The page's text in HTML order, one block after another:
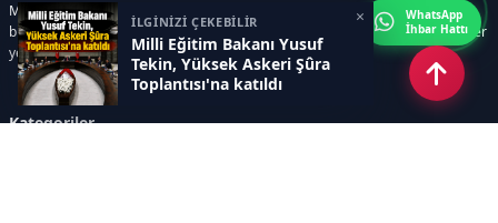
İLGİNİZİ ÇEKEBİLİR
Milli Eğitim Bakanı Yusuf
Tekin, Yüksek Askeri Şûra
Toplantısı'na katıldı
×
Milli Eğitim Bakanlığı gelişmeleri, üniversite haberleri, rehberlik içerikleri,
bilim ve teknoloji alanındaki yenilikler ile öğrenci yaşamına dair güncel bilgiler
yer alır.
Kategoriler
WhatsApp
İhbar Hattı